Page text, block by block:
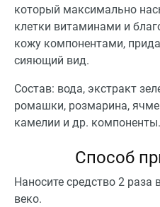
который максимально
клетки витаминами и
кожу компонентами,
сияющий вид.
Состав: вода, экстракт
ромашки, розмарина,
камелии и др. компоненты.
Способ
Наносите средство 2 раза
веко.